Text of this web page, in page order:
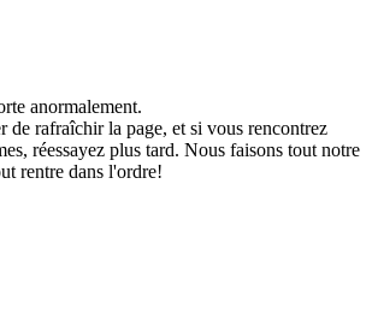
anormalement.
de rafraîchir la page, et si vous rencontrez
réessayez plus tard. Nous faisons tout notre
rentre dans l'ordre!